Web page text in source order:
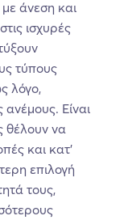
άνεση και
ισχυρές
τύπους
λόγο,
Είναι
θέλουν να
και κατ’
επιλογή
τους,